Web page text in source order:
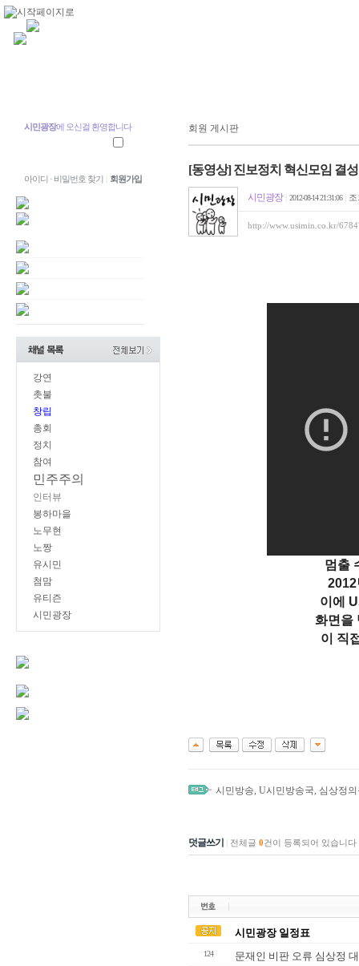
시민광장에 오신걸 환영합니다
아이디 · 비밀번호 찾기 회원가입
강연
촛불
창립
총회
정치
참여
민주주의
인터뷰
봉하마을
노무현
노짱
유시민
첨맘
유티즌
시민광장
회원 게시판
[동영상] 진보정치 혁신모임 결
시민광장 2012-08-14 21:31:06
http://www.usimin.co.kr/
멈출
2012
이에
화면을
이 직
시민방송, U시민방송국, 심상정
덧글쓰기 전체글 0건이 등록되어 있습니다
시민광장 일정표
124 문재인 비판 오류 심상정